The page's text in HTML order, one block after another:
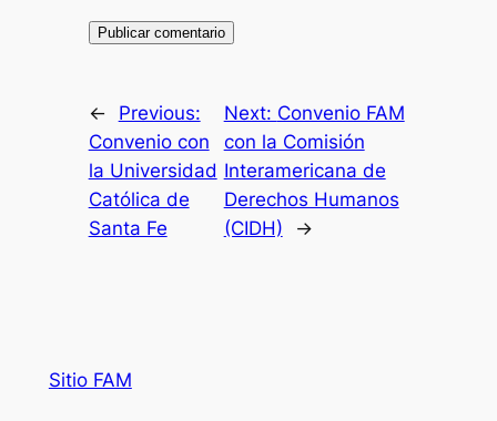
←
Previous:
Convenio con
la Universidad
Católica de
Santa Fe
Next: Convenio FAM
con la Comisión
Interamericana de
Derechos Humanos
(CIDH)
→
Sitio FAM